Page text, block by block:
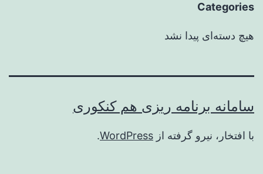
Categories
هیچ دسته‌ای پیدا نشد
سامانه برنامه ریزی هم کنکوری
با افتخار، نیرو گرفته از WordPress
.